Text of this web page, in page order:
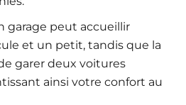
garage peut accueillir
et un petit, tandis que la
garer deux voitures
ainsi votre confort au